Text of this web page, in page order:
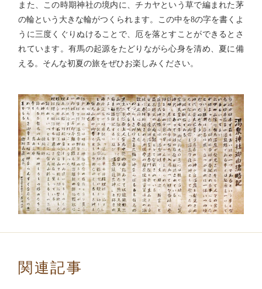
また、この時期神社の境内に、チカヤという草で編まれた茅
の輪という大きな輪がつくられます。この中を8の字を書くよ
うに三度くぐりぬけることで、厄を落とすことができるとさ
れています。有馬の起源をたどりながら心身を清め、夏に備
える。そんな初夏の旅をぜひお楽しみください。
関連記事